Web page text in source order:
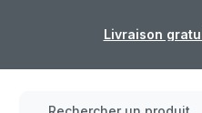
Fermeture estivale : les